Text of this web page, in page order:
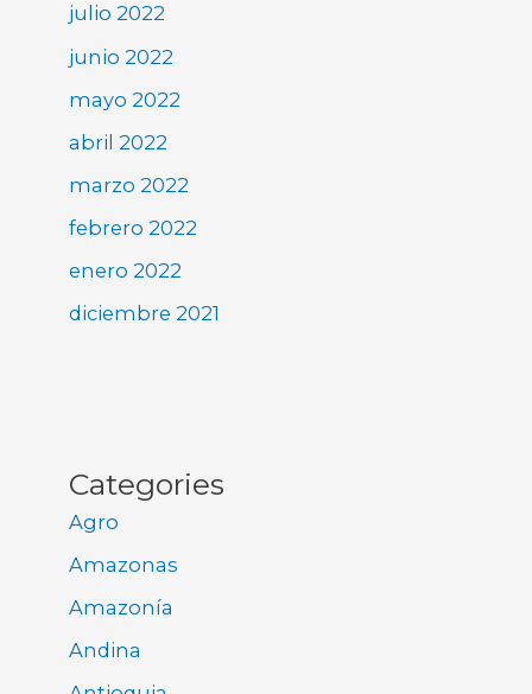
julio 2022
junio 2022
mayo 2022
abril 2022
marzo 2022
febrero 2022
enero 2022
diciembre 2021
Categories
Agro
Amazonas
Amazonía
Andina